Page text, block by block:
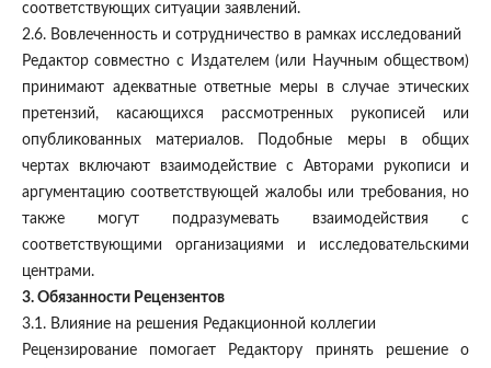
соответствующих ситуации заявлений.
2.6. Вовлеченность и сотрудничество в рамках исследований
Редактор совместно с Издателем (или Научным обществом)
принимают адекватные ответные меры в случае этических
претензий, касающихся рассмотренных рукописей или
опубликованных материалов. Подобные меры в общих
чертах включают взаимодействие с Авторами рукописи и
аргументацию соответствующей жалобы или требования, но
также могут подразумевать взаимодействия с
соответствующими организациями и исследовательскими
центрами.
3. Обязанности Рецензентов
3.1. Влияние на решения Редакционной коллегии
Рецензирование помогает Редактору принять решение о